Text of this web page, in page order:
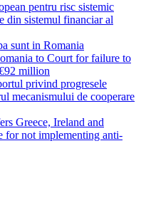
pentru risc sistemic
din sistemul financiar al
sunt in Romania
to Court for failure to
million
privind progresele
mecanismului de cooperare
Greece, Ireland and
for not implementing anti-